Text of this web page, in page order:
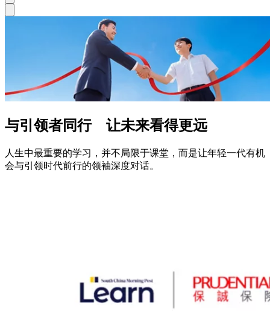
与引领者同行 让未来看得更远
人生中最重要的学习，并不局限于课堂，而是让年轻一代有机
会与引领时代前行的领袖深度对话。